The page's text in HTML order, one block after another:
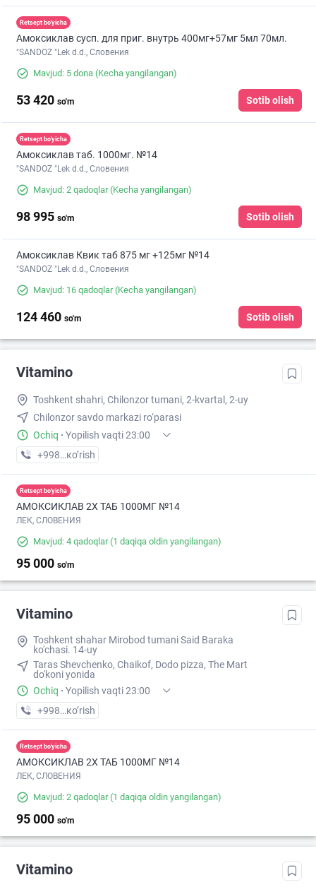
Retsept bo'yicha
Амоксиклав сусп. для приг. внутрь 400мг+57мг 5мл 70мл.
"SANDOZ "Lek d.d., Словения
Mavjud: 5 dona (Kecha yangilangan)
53 420 so'm Sotib olish
Retsept bo'yicha
Амоксиклав таб. 1000мг. №14
"SANDOZ "Lek d.d., Словения
Mavjud: 2 qadoqlar(Kecha yangilangan)
98 995 so'm Sotib olish
Амоксиклав Квик таб 875 мг +125мг №14
"SANDOZ "Lek d.d., Словения
Mavjud: 16 qadoqlar(Kecha yangilangan)
124 460 so'm Sotib olish
Vitamino
Toshkent shahri, Chilonzor tumani, 2-kvartal, 2-uy
Chilonzor savdo markazi ro‘parasi
Ochiq · Yopilish vaqti 23:00
+998 (95) XXX-XX-XX
кo’rish
Retsept bo'yicha
АМОКСИКЛАВ 2Х ТАБ 1000МГ №14
ЛЕК, СЛОВЕНИЯ
Mavjud: 4 qadoqlar(1 daqiqa oldin yangilangan)
95 000 so'm
Vitamino
Toshkent shahar Mirobod tumani Said Baraka
ko'chasi. 14-uy
Taras Shevchenko, Chaikof, Dodo pizza, The Mart
do'koni yonida
Ochiq · Yopilish vaqti 23:00
+998 (95) XXX-XX-XX
кo’rish
Retsept bo'yicha
АМОКСИКЛАВ 2Х ТАБ 1000МГ №14
ЛЕК, СЛОВЕНИЯ
Mavjud: 2 qadoqlar(1 daqiqa oldin yangilangan)
95 000 so'm
Vitamino